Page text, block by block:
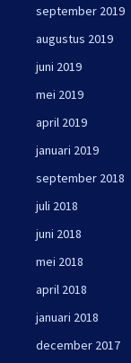
september 2019
augustus 2019
juni 2019
mei 2019
april 2019
januari 2019
september 2018
juli 2018
juni 2018
mei 2018
april 2018
januari 2018
december 2017